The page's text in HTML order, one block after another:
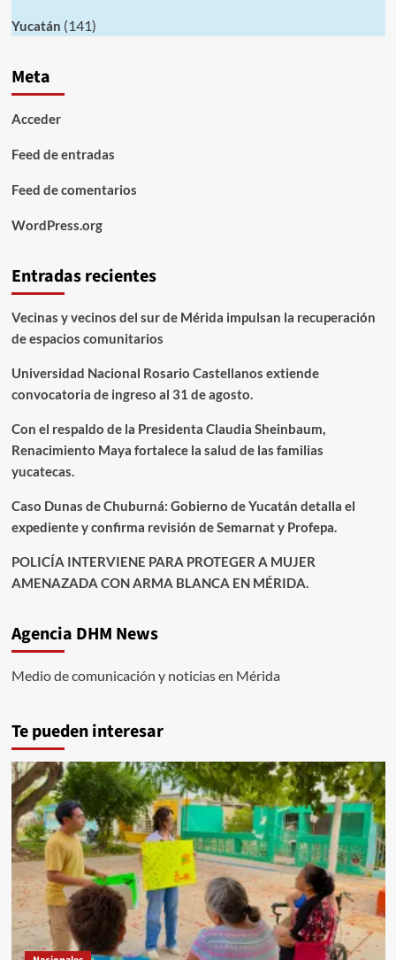
Yucatán (141)
Meta
Acceder
Feed de entradas
Feed de comentarios
WordPress.org
Entradas recientes
Vecinas y vecinos del sur de Mérida impulsan la recuperación
de espacios comunitarios
Universidad Nacional Rosario Castellanos extiende
convocatoria de ingreso al 31 de agosto.
Con el respaldo de la Presidenta Claudia Sheinbaum,
Renacimiento Maya fortalece la salud de las familias
yucatecas.
Caso Dunas de Chuburná: Gobierno de Yucatán detalla el
expediente y confirma revisión de Semarnat y Profepa.
POLICÍA INTERVIENE PARA PROTEGER A MUJER
AMENAZADA CON ARMA BLANCA EN MÉRIDA.
Agencia DHM News
Medio de comunicación y noticias en Mérida
Te pueden interesar